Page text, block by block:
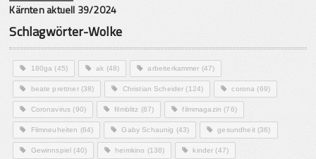
Kärnten aktuell 39/2024
Schlagwörter-Wolke
180ga (45) ak (48) arbeiterkammer (47)
beate prettner(38) Christian Scheider (124) corona (69)
Coronavirus (90) filmblitz (87) filmmagazin (76)
Filmneuheiten (64) Gaby Schaunig (43) gesundheit(36)
Gewinnspiel (40) heimkino (138) kinder (47)